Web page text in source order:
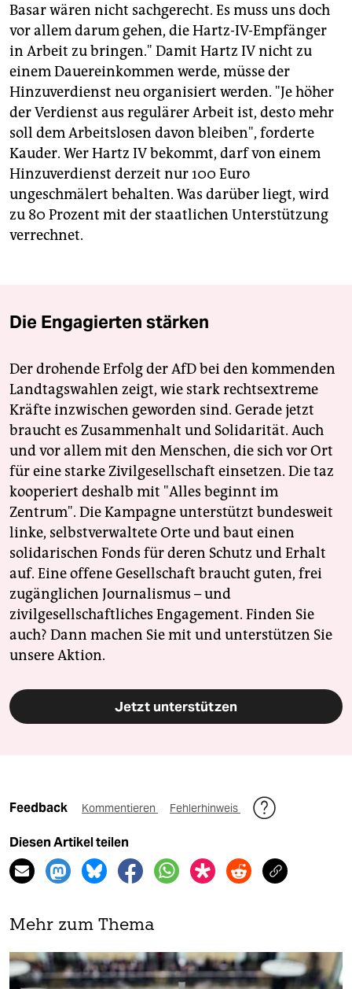
Basar wären nicht sachgerecht. Es muss uns doch
vor allem darum gehen, die Hartz-IV-Empfänger
in Arbeit zu bringen." Damit Hartz IV nicht zu
einem Dauereinkommen werde, müsse der
Hinzuverdienst neu organisiert werden. "Je höher
der Verdienst aus regulärer Arbeit ist, desto mehr
soll dem Arbeitslosen davon bleiben", forderte
Kauder. Wer Hartz IV bekommt, darf von einem
Hinzuverdienst derzeit nur 100 Euro
ungeschmälert behalten. Was darüber liegt, wird
zu 80 Prozent mit der staatlichen Unterstützung
verrechnet.
Die Engagierten stärken
Der drohende Erfolg der AfD bei den kommenden
Landtagswahlen zeigt, wie stark rechtsextreme
Kräfte inzwischen geworden sind. Gerade jetzt
braucht es Zusammenhalt und Solidarität. Auch
und vor allem mit den Menschen, die sich vor Ort
für eine starke Zivilgesellschaft einsetzen. Die taz
kooperiert deshalb mit "Alles beginnt im
Zentrum". Die Kampagne unterstützt bundesweit
linke, selbstverwaltete Orte und baut einen
solidarischen Fonds für deren Schutz und Erhalt
auf. Eine offene Gesellschaft braucht guten, frei
zugänglichen Journalismus – und
zivilgesellschaftliches Engagement. Finden Sie
auch? Dann machen Sie mit und unterstützen Sie
unsere Aktion.
Jetzt unterstützen
Feedback Kommentieren Fehlerhinweis
Diesen Artikel teilen
Mehr zum Thema